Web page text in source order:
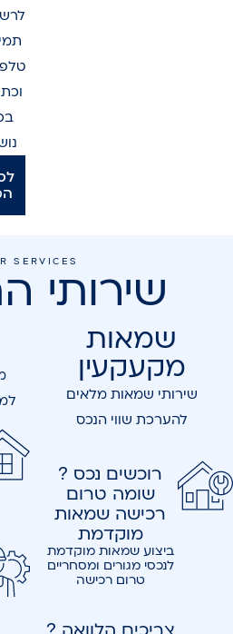
SERVICES
שירותי
שמאות
מקעקעין
שירותי שמאות מלאים
להערכת שווי הנכס
רוכשים נכס ?
שומה טרום
רכישה שמאות
מוקדמת
ביצוע שמאות מוקדמת
לנכסי מגורים ומסחריים
טרום רכישה